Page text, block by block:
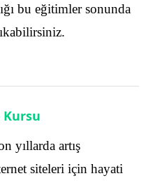
bu eğitimler sonunda
Kursu
yıllarda artış
siteleri için hayati